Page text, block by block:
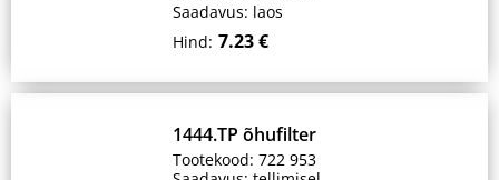
Saadavus: laos
Hind: 7.23 €
1444.TP õhufilter
Tootekood: 722 953